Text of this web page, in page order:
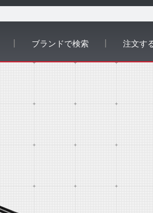
ブランドで検索 注文す